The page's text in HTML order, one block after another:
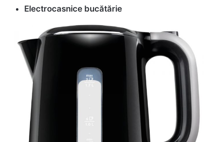
Electrocasnice bucătărie